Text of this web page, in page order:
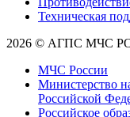
Техническая
2026 © АГПС МЧС
МЧС России
Министерство
Российской
Российское